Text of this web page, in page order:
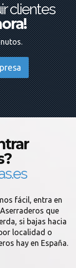
clientes
fácil, entra en
que
si bajas hacia
localidad o
hay en España.